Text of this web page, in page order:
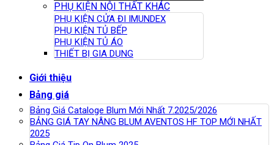
PHỤ KIỆN NỘI THẤT KHÁC
PHỤ KIỆN CỬA ĐI IMUNDEX
PHỤ KIỆN TỦ BẾP
PHỤ KIỆN TỦ ÁO
THIẾT BỊ GIA DỤNG
Giới thiệu
Bảng giá
Bảng Giá Cataloge Blum Mới Nhất 7.2025/2026
BẢNG GIÁ TAY NÂNG BLUM AVENTOS HF TOP MỚI NHẤT
2025